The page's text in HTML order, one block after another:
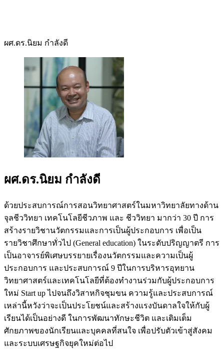
ผศ.ดร.นิยม กำลังดี
ผศ.ดร.นิยม กำลังดี
ด้วยประสบการณ์การสอนวิทยาศาสตร์ในมหาวิทยาลัยทางด้าน
จุลชีววิทยา เทคโนโลยีชีวภาพ และ ชีววิทยา มากว่า 30 ปี การ
สร้างรายวิชานวัตกรรมและการเป็นผู้ประกอบการ เพื่อเป็น
รายวิชาศึกษาทั่วไป (General education) ในระดับปริญญาตรี การ
เป็นอาจารย์พิเศษบรรยายเรื่องนวัตกรรมและความเป็นผู้
ประกอบการ และประสบการณ์ 9 ปีในการบริหารอุทยาน
วิทยาศาสตร์และเทคโนโลยีที่ต้องทำงานร่วมกับผู้ประกอบการ
ใหม่ Start up ไปจนถึงวิสาหกิจชุมขน ความรู้และประสบการณ์
เหล่านี้หวังว่าจะเป็นประโยชน์และสร้างแรงบันดาลใจให้กับผู้
เรียนได้เป็นอย่างดี ในการพัฒนาทักษะชีวิต และเติมเต็ม
ศักยภาพของนักเรียนและบุคคลที่สนใจ เพื่อปรับตัวเข้าสู่สังคม
และระบบเศรษฐกิจยุคใหม่ต่อไป